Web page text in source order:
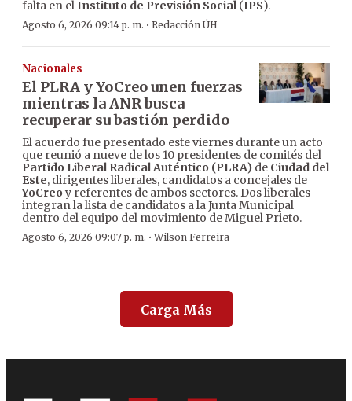
falta en elInstituto de Previsión Social(IPS).
Agosto 6, 2026 09:14 p. m. · Redacción ÚH
Nacionales
El PLRA y YoCreo unen fuerzas
mientras la ANR busca
recuperar su bastión perdido
El acuerdo fue presentado este viernes durante un acto
que reunió a nueve de los 10 presidentes de comités del
Partido Liberal Radical Auténtico (PLRA) de Ciudad del
Este, dirigentes liberales, candidatos a concejales de
YoCreo y referentes de ambos sectores. Dos liberales
integran la lista de candidatos a la Junta Municipal
dentro del equipo del movimiento de Miguel Prieto.
Agosto 6, 2026 09:07 p. m. ·Wilson Ferreira
Carga Más